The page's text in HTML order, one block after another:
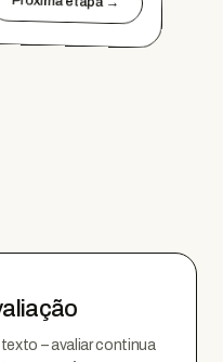
– avaliar continua